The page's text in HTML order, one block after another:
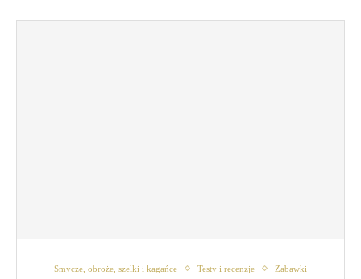
Smycze, obroże, szelki i kagańce Testy i recenzje Zabawki